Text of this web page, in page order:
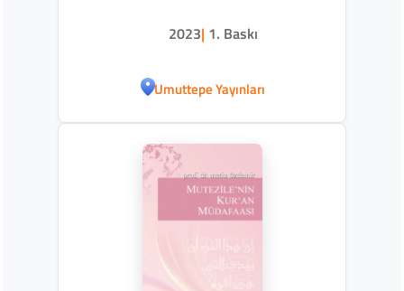
2023| 1. Baskı
Umuttepe Yayınları